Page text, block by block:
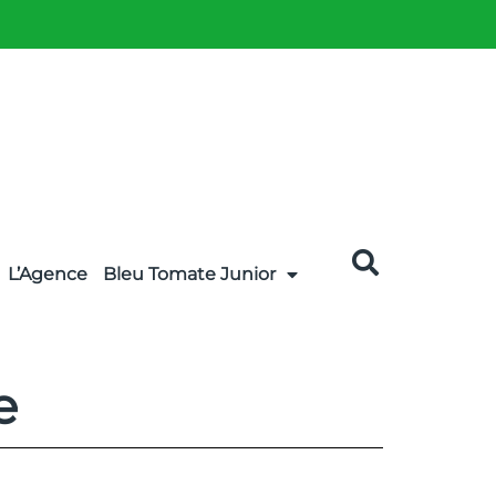
L’Agence Bleu Tomate Junior